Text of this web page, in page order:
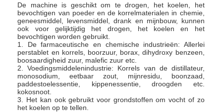
Thuis
Producten
Over ons
Fabrieksreis
Kwaliteitscontrole
De machine is geschikt om te drogen, het koelen, het
bevochtigen van poeder en de korrelmaterialen in chemie,
geneesmiddel, levensmiddel, drank en mijnbouw, kunnen
ook voor gelijktijdig het drogen, het koelen en het
bevochtigen worden gebruikt.
1. De farmaceutische en chemische industrieën: Allerlei
perstablet en korrels, boorzuur, borax, dihydroxy benzeen,
boosaardigheid zuur, malefic zuur etc.
2. Voedingsmiddelenindustrie: Korrels van de distillateur,
monosodium, eetbaar zout, mijnresidu, boonzaad,
paddestoelessentie, kippenessentie, droogden etc.
kokosnoot.
3. Het kan ook gebruikt voor grondstoffen om vocht of zo
het koelen op te tellen.